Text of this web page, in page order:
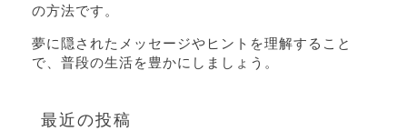
の方法です。
夢に隠されたメッセージやヒントを理解すること
で、普段の生活を豊かにしましょう。
最近の投稿